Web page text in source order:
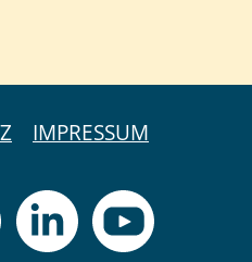
IMPRESSUM